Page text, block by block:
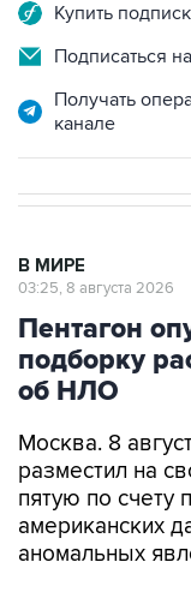
Купить
Подписаться
Получать
канале
В МИРЕ
03:25, 8 августа 2026
Пентагон
подборку
об НЛО
Москва. 8
разместил на
пятую по счету
американских
аномальных